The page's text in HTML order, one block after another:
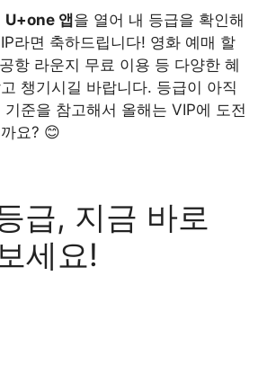
U+one 앱 을 열어 내 등급을 확인해
라면 축하드립니다! 영화 예매 할
항 라운지 무료 이용 등 다양한 혜
챙기시길 바랍니다. 등급이 아직
준을 참고해서 올해는 VIP에 도전
요? 😊
급, 지금 바로
세요!